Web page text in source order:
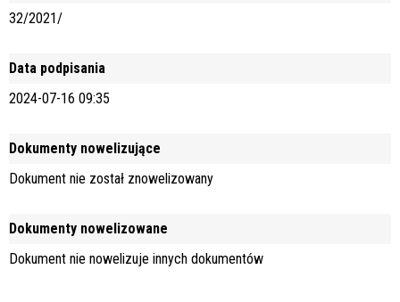
32/2021/
Data podpisania
2024-07-16 09:35
Dokumenty nowelizujące
Dokument nie został znowelizowany
Dokumenty nowelizowane
Dokument nie nowelizuje innych dokumentów